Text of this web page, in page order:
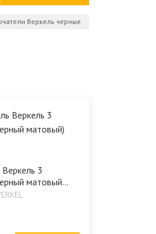
Веркель черные
3
матовый...